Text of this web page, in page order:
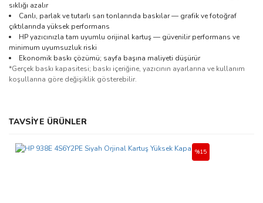
sıklığı azalır
Canlı, parlak ve tutarlı sarı tonlarında baskılar — grafik ve fotoğraf
çıktılarında yüksek performans
HP yazıcınızla tam uyumlu orijinal kartuş — güvenilir performans ve
minimum uyumsuzluk riski
Ekonomik baskı çözümü; sayfa başına maliyeti düşürür
*Gerçek baskı kapasitesi; baskı içeriğine, yazıcının ayarlarına ve kullanım
koşullarına göre değişiklik gösterebilir.
Bu ürünün fiyat bilgisi, resim, ürün açıklamalarında ve diğer
konularda yetersiz gördüğünüz noktaları öneri formunu kullanarak
Görüş ve önerileriniz için teşekkür ederiz.
TAVSİYE ÜRÜNLER
%15